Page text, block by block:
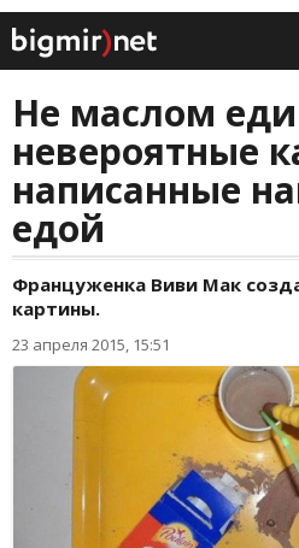
Не маслом
невероятные
написанные
едой
Француженка Виви Maк
картины.
23 апреля 2015, 15:51